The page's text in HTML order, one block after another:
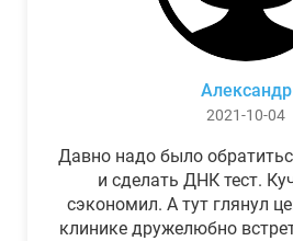
Александр
2021-10-04
Давно надо было
и сделать ДНК тест.
сэкономил. А тут глянул
клинике дружелюбно